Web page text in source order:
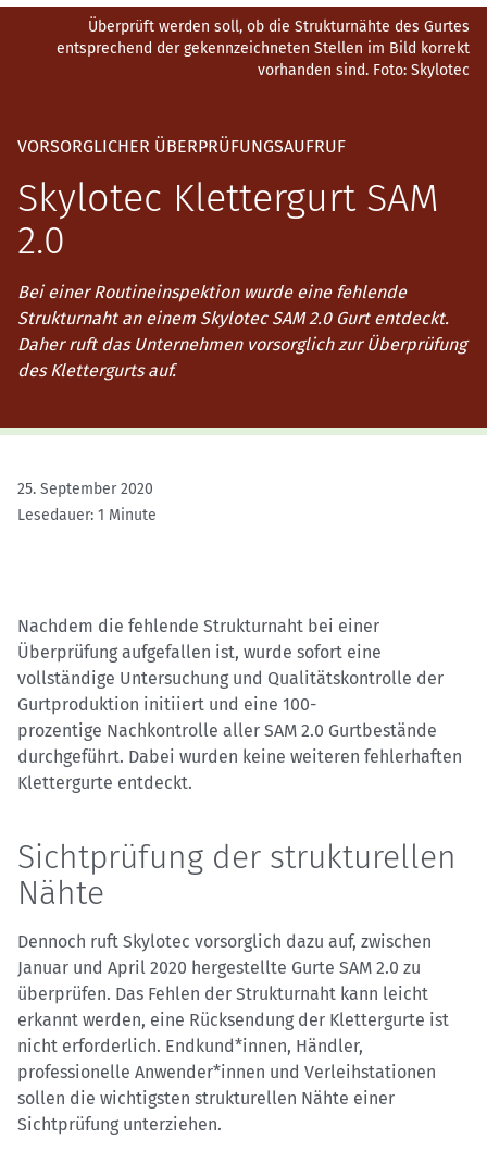
Überprüft werden soll, ob die Strukturnähte des Gurtes
entsprechend der gekennzeichneten Stellen im Bild korrekt
vorhanden sind. Foto: Skylotec
VORSORGLICHER ÜBERPRÜFUNGSAUFRUF
Skylotec Klettergurt SAM
2.0
Bei einer Routineinspektion wurde eine fehlende
Strukturnaht an einem Skylotec SAM 2.0 Gurt entdeckt.
Daher ruft das Unternehmen vorsorglich zur Überprüfung
des Klettergurts auf.
25. September 2020
Lesedauer: 1 Minute
Nachdem die fehlende Strukturnaht bei einer
Überprüfung aufgefallen ist, wurde sofort eine
vollständige Untersuchung und Qualitätskontrolle der
Gurtproduktion initiiert und eine 100-
prozentige Nachkontrolle aller SAM 2.0 Gurtbestände
durchgeführt. Dabei wurden keine weiteren fehlerhaften
Klettergurte entdeckt.
Sichtprüfung der strukturellen
Nähte
Dennoch ruft Skylotec vorsorglich dazu auf, zwischen
Januar und April 2020 hergestellte Gurte SAM 2.0 zu
überprüfen. Das Fehlen der Strukturnaht kann leicht
erkannt werden, eine Rücksendung der Klettergurte ist
nicht erforderlich. Endkund*innen, Händler,
professionelle Anwender*innen und Verleihstationen
sollen die wichtigsten strukturellen Nähte einer
Sichtprüfung unterziehen.